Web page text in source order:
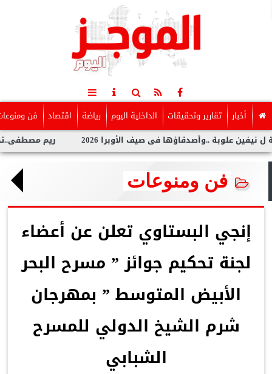
أخبار تقارير وتحقيقات الداخلية اليوم رياضة اقتصاد فن
ريم مصطفى..تخطف ..وأصدقاؤها فى صيف الأوبرا 2026
فن ومنوعات
إنجي البستاوي تعلن عن أعضاء
لجنة تحكيم جوائز ” مسرح البحر
الأبيض المتوسط ” بمهرجان
شرم الشيخ الدولي للمسرح
الشبابي